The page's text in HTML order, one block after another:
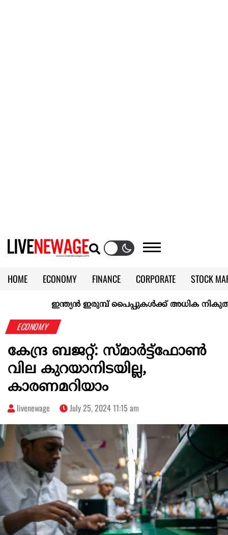
HOME ECONOMY FINANCE CORPORATE
STOCK
KERALA @70
ഇന്ത്യൻ ഇരുമ്പ് പൈപ്പുകൾക്ക് അധിക നികുതി
ECONOMY
കേന്ദ്ര ബജറ്റ്: സ്മാര്‍ട്ട്ഫോൺ
വില കുറയാനിടയില്ല,
കാരണമറിയാം
livenewage July 25, 2024 11:15 am